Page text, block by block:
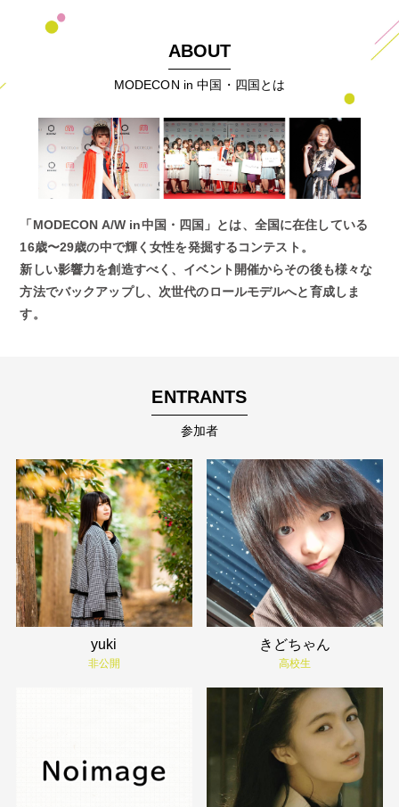
ABOUT
MODECON in 中国・四国とは
「MODECON A/W in中国・四国」とは、全国に在住している
16歳〜29歳の中で輝く女性を発掘するコンテスト。
新しい影響力を創造すべく、イベント開催からその後も様々な
方法でバックアップし、次世代のロールモデルへと育成しま
す。
ENTRANTS
参加者
yuki
非公開
きどちゃん
高校生